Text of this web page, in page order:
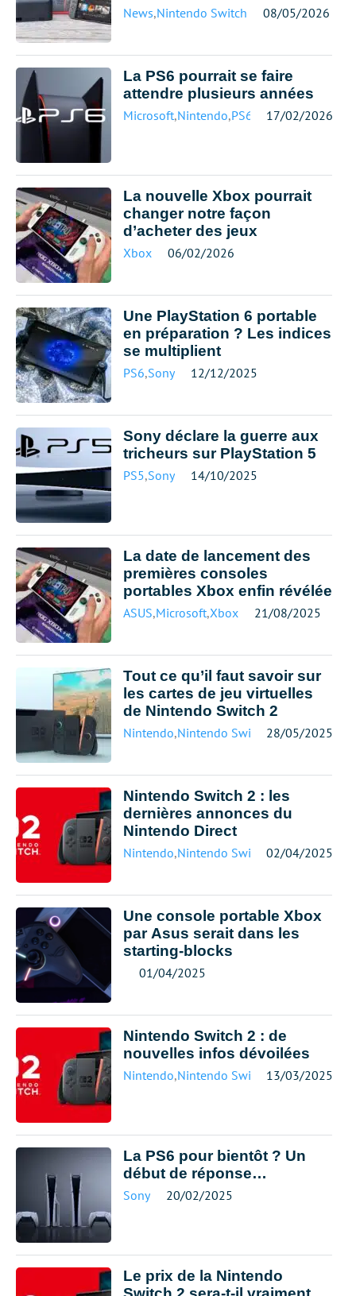
News,Nintendo Switch 08/05/2026
La PS6 pourrait se faire
attendre plusieurs années
Microsoft,Nintendo,PS6 Sony,Xbox
17/02/2026
La nouvelle Xbox pourrait
changer notre façon
d’acheter des jeux
Xbox 06/02/2026
Une PlayStation 6 portable
en préparation ? Les indices
se multiplient
PS6,Sony 12/12/2025
Sony déclare la guerre aux
tricheurs sur PlayStation 5
PS5,Sony 14/10/2025
La date de lancement des
premières consoles
portables Xbox enfin révélée
ASUS,Microsoft,Xbox 21/08/2025
Tout ce qu’il faut savoir sur
les cartes de jeu virtuelles
de Nintendo Switch 2
Nintendo,Nintendo Switch28/05/2025
Nintendo Switch 2 : les
dernières annonces du
Nintendo Direct
Nintendo,Nintendo Switch02/04/2025
Une console portable Xbox
par Asus serait dans les
starting-blocks
01/04/2025
Nintendo Switch 2 : de
nouvelles infos dévoilées
Nintendo,Nintendo Switch13/03/2025
La PS6 pour bientôt ? Un
début de réponse…
Sony 20/02/2025
Le prix de la Nintendo